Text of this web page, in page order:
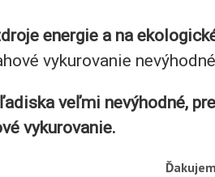
energie a na
vykurovanie
veľmi nevýhodné,
vykurovanie.